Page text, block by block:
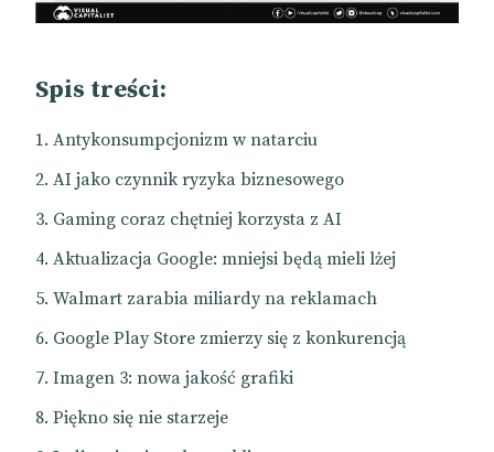
Spis treści:
Antykonsumpcjonizm w natarciu
AI jako czynnik ryzyka biznesowego
Gaming coraz chętniej korzysta z AI
Aktualizacja Google: mniejsi będą mieli lżej
Walmart zarabia miliardy na reklamach
Google Play Store zmierzy się z konkurencją
Imagen 3: nowa jakość grafiki
Piękno się nie starzeje